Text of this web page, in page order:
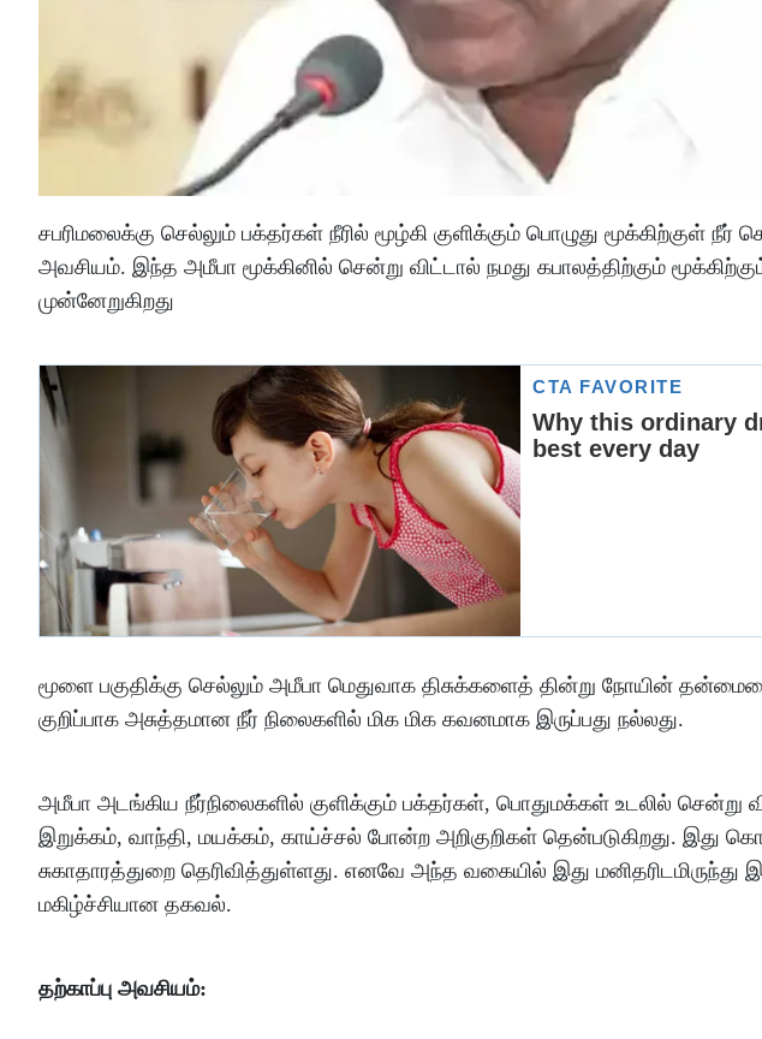
சபரிமலைக்கு செல்லும் பக்தர்கள் நீரில் மூழ்கி குளிக்கும் பொழுது மூக்கிற்குள்
அவசியம். இந்த அமீபா மூக்கினில் சென்று விட்டால் நமது கபாலத்திற்கும்
முன்னேறுகிறது
மூளை பகுதிக்கு செல்லும் அமீபா மெதுவாக திசுக்களைத் தின்று நோயின்
குறிப்பாக அசுத்தமான நீர் நிலைகளில் மிக மிக கவனமாக இருப்பது நல்லது.
அமீபா அடங்கிய நீர்நிலைகளில் குளிக்கும் பக்தர்கள், பொதுமக்கள் உடலில் சென்று
இறுக்கம், வாந்தி, மயக்கம், காய்ச்சல் போன்ற அறிகுறிகள் தென்படுகிறது.
சுகாதாரத்துறை தெரிவித்துள்ளது. எனவே அந்த வகையில் இது மனிதரிடமிருந்து
மகிழ்ச்சியான தகவல்.
தற்காப்பு அவசியம்: